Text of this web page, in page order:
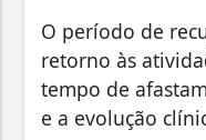
O período de
retorno às
tempo de
e a evolução